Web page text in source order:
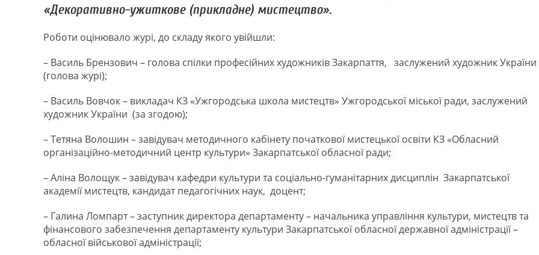
«Декоративно-ужиткове (прикладне) мистецтво».
Роботи оцінювало журі, до складу якого увійшли:
– Василь Брензович – голова спілки професійних художників Закарпаття, заслужений художник України
(голова журі);
– Василь Вовчок – викладач КЗ «Ужгородська школа мистецтв» Ужгородської міської ради, заслужений
художник України (за згодою);
– Тетяна Волошин – завідувач методичного кабінету початкової мистецької освіти КЗ «Обласний
організаційно-методичний центр культури» Закарпатської обласної ради;
– Аліна Волощук – завідувач кафедри культури та соціально-гуманітарних дисциплін Закарпатської
академії мистецтв, кандидат педагогічних наук, доцент;
– Галина Ломпарт – заступник директора департаменту – начальника управління культури, мистецтв та
фінансового забезпечення департаменту культури Закарпатської обласної державної адміністрації –
обласної військової адміністрації;